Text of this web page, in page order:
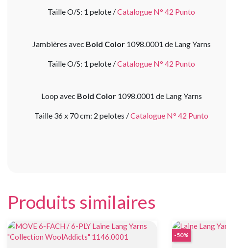
Taille O/S: 1 pelote /Catalogue N° 42 Punto
Jambières avec Bold Color 1098.0001 de Lang Yarns
Taille O/S: 1 pelote /Catalogue N° 42 Punto
Loop avec Bold Color 1098.0001 de Lang Yarns
Taille 36 x 70 cm: 2 pelotes /Catalogue N° 42 Punto
Produits similaires
-50%